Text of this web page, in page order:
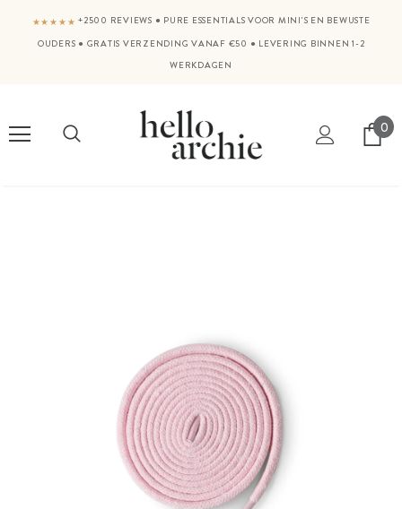
★★★★★ +2500 REVIEWS ● PURE ESSENTIALS VOOR MINI'S EN BEWUSTE
OUDERS ● GRATIS VERZENDING VANAF €50 ● LEVERING BINNEN 1-2
WERKDAGEN
0